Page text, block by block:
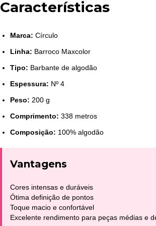
Características
Marca: Círculo
Linha: Barroco Maxcolor
Tipo: Barbante de algodão
Espessura: Nº 4
Peso: 200 g
Comprimento: 338 metros
Composição: 100% algodão
Vantagens
Cores intensas e duráveis
Ótima definição de pontos
Toque macio e confortável
Excelente rendimento para peças médias e